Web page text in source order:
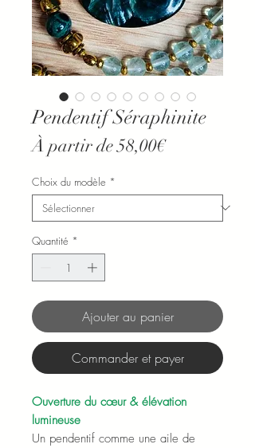
Pendentif Séraphinite
À partir de58,00€Prix
Choix du modèle *
Quantité *
Ajouter au panier
Commander et payer
Ouverture du cœur & élévation
lumineuse
Un pendentif comme une aile de